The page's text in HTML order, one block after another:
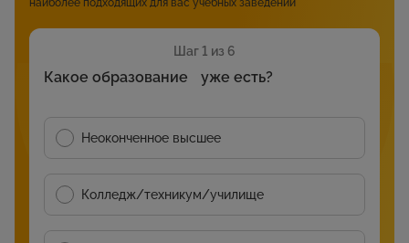
наиболее подходящих для вас учебных заведений
Шаг 1 из 6
Какое образование уже есть?
Неоконченное высшее
Колледж/техникум/училище